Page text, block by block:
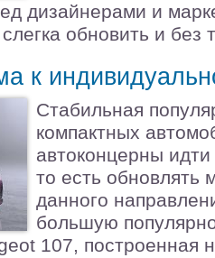
дизайнерами и
обновить и без
к
Стабильная
компактных
автоконцерны
то есть обновлять
данного
большую
107, построенная